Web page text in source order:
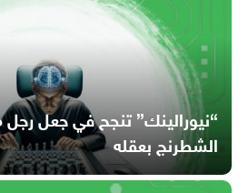
“نيورالينك” تنجح في جعل
الشطرنج بعقله